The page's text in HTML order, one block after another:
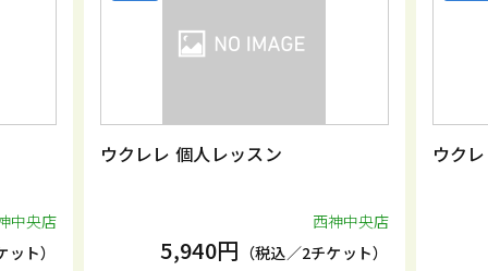
中央店
ト）
ウクレレ 個人レッスン
西神中央店
5,940円 （税込／2チケット）
ウク